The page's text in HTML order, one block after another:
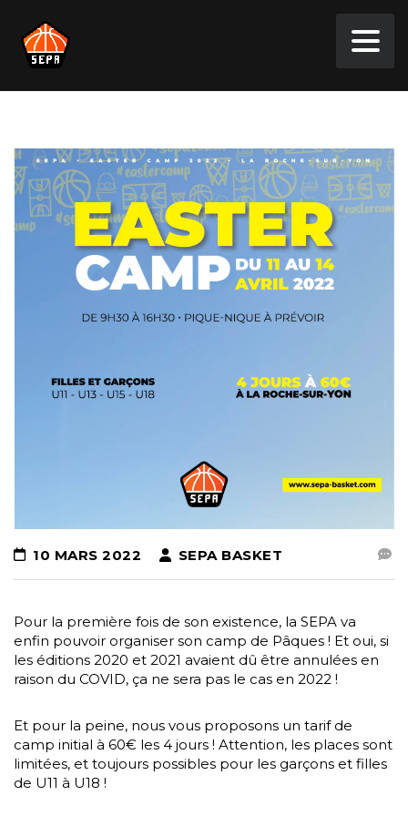
10 MARS 2022 SEPA BASKET
Pour la première fois de son existence, la SEPA va
enfin pouvoir organiser son camp de Pâques ! Et oui, si
les éditions 2020 et 2021 avaient dû être annulées en
raison du COVID, ça ne sera pas le cas en 2022 !
Et pour la peine, nous vous proposons un tarif de
camp initial à 60€ les 4 jours ! Attention, les places sont
limitées, et toujours possibles pour les garçons et filles
de U11 à U18 !